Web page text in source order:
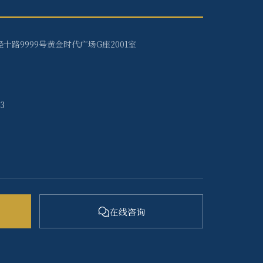
路9999号黄金时代广场G座2001室
在线咨询